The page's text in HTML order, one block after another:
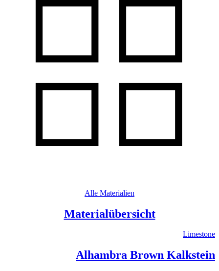
Alle Materialien
Materialübersicht
Limestone
Alhambra Brown Kalkstein